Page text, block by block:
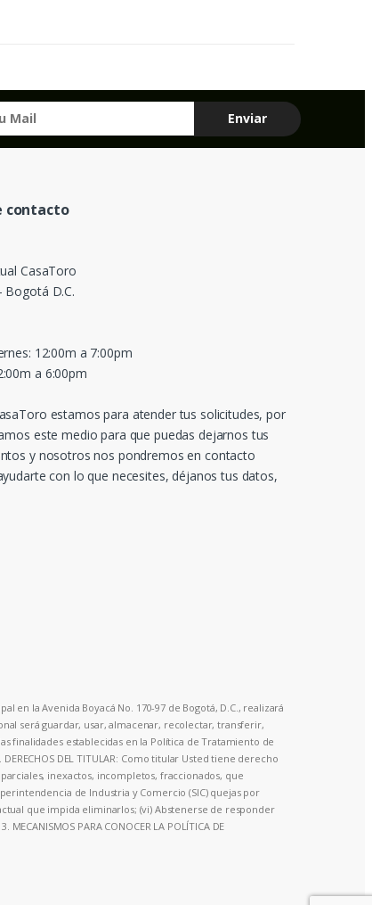
contacto
CasaToro
Bogotá D.C.
12:00m a 7:00pm
a 6:00pm
estamos para atender tus solicitudes, por
este medio para que puedas dejarnos tus
y nosotros nos pondremos en contacto
con lo que necesites, déjanos tus datos,
en la Avenida Boyacá No. 170-97 de Bogotá, D.C., realizará
será guardar, usar, almacenar, recolectar, transferir,
finalidades establecidas en la Política de Tratamiento de
DEL TITULAR: Como titular Usted tiene derecho
inexactos, incompletos, fraccionados, que
de Industria y Comercio (SIC) quejas por
que impida eliminarlos; (vi) Abstenerse de responder
PARA CONOCER LA POLÍTICA DE